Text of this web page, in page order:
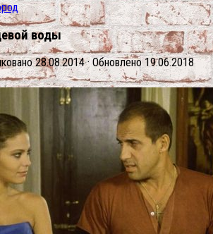
воды
28.08.2014· Обновлено 19.06.2018